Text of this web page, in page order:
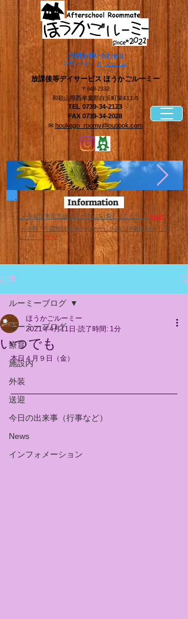
​ご利用お問い合わせは
​お問い合わせ ✉ フォーム
​放課後等デイサービス ほうかごルーミー
〒649-2332
和歌山県西牟婁郡白浜町栄411-5
TEL0739-34-2123
FAX 0739-34-2028
✉ houkago_roomy@outlook.com
Information
​ ➢ 令和７年度支援プログラムをUPしました！ New!
​ ➢ 令和７年度放課後等デイサービス自己評価表をUPしま
した！
New!
記事
ルーミーブログ
療育
施設内
外装
送迎
今日の出来事（行事など）
News
インフォメーション
ルーミーブログ
いつでも
ほうかごルーミー
2021年4月11日 読了時間: 1分
本日４月９日（金）